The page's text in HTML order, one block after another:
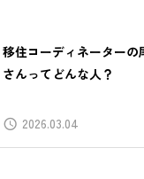
ディネーターの尾川
てどんな人？